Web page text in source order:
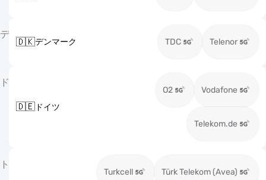
デ
🇩🇰デンマーク TDC Telenor
ド
🇩🇪ドイツ
O2 Vodafone
Telekom.de
ト
Turkcell Türk Telekom (Avea)